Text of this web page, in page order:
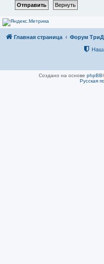
Главная страница Форум
Создано на основе phpBB
Русская